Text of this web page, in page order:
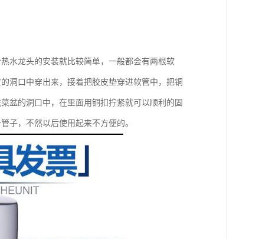
水龙头的安装就比较简单，一般都会有两根软
洞口中穿出来，接着把胶皮垫穿进软管中，把铜
盆的洞口中，在里面用铜扣拧紧就可以顺利的固
子，不然以后使用起来不方便的。